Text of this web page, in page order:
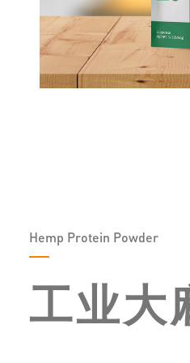
Hemp Protein Powder
工业大